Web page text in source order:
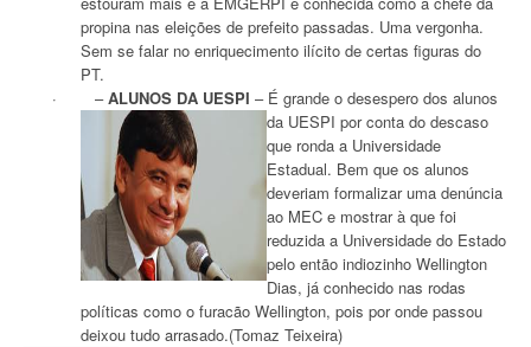
propina nas eleições de prefeito passadas. Uma vergonha.
Sem se falar no enriquecimento ilícito de certas figuras do
PT.
· –ALUNOS DA UESPI – É grande o desespero dos alunos
da UESPI por conta do descaso
que ronda a Universidade
Estadual. Bem que os alunos
deveriam formalizar uma denúncia
ao MEC e mostrar à que foi
reduzida a Universidade do Estado
pelo então indiozinho Wellington
Dias, já conhecido nas rodas
políticas como o furacão Wellington, pois por onde passou
deixou tudo arrasado.(Tomaz Teixeira)